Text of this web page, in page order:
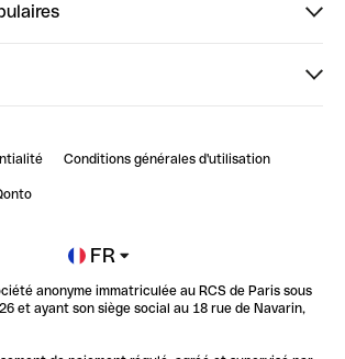
les carrières/productivité
Conditions générales d'utilisation
FR
anonyme immatriculée au RCS de Paris sous
et ayant son siège social au 18 rue de Navarin,